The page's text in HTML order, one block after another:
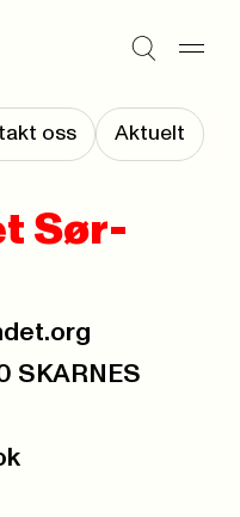
oss Aktuelt
Sør-
SKARNES